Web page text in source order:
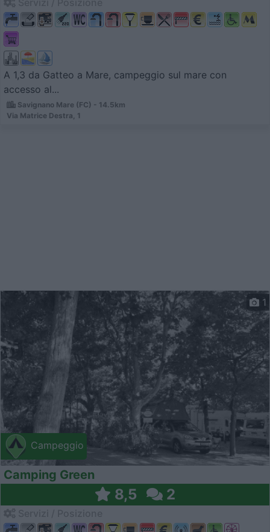
A 1,3 da Gatteo a Mare, campeggio sul mare con
accesso al...
Savignano Mare (FC) - 14.5km
Via Matrice Destra, 1
Campeggio
1
Camping Green
8,5 2